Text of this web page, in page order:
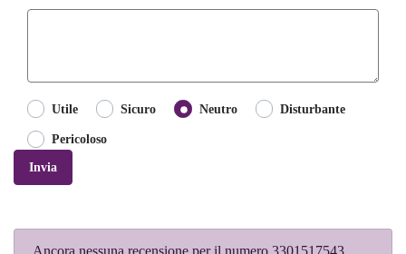
Utile Sicuro Neutro Disturbante
Pericoloso
Invia
Ancora nessuna recensione per il numero 3301517543